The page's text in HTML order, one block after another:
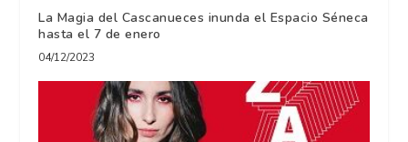
La Magia del Cascanueces inunda el Espacio Séneca
hasta el 7 de enero
04/12/2023